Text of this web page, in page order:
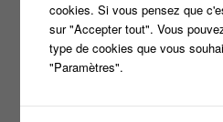
cookies. Si vous pensez que
sur "Accepter tout". Vous
type de cookies que vous
"Paramètres".